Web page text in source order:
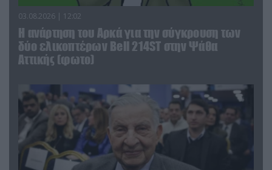
03.08.2026 | 12:02
Η ανάρτηση του Αρκά για την σύγκρουση των
δύο ελικοπτέρων Bell 214ST στην Ψάθα
Αττικής (φωτο)